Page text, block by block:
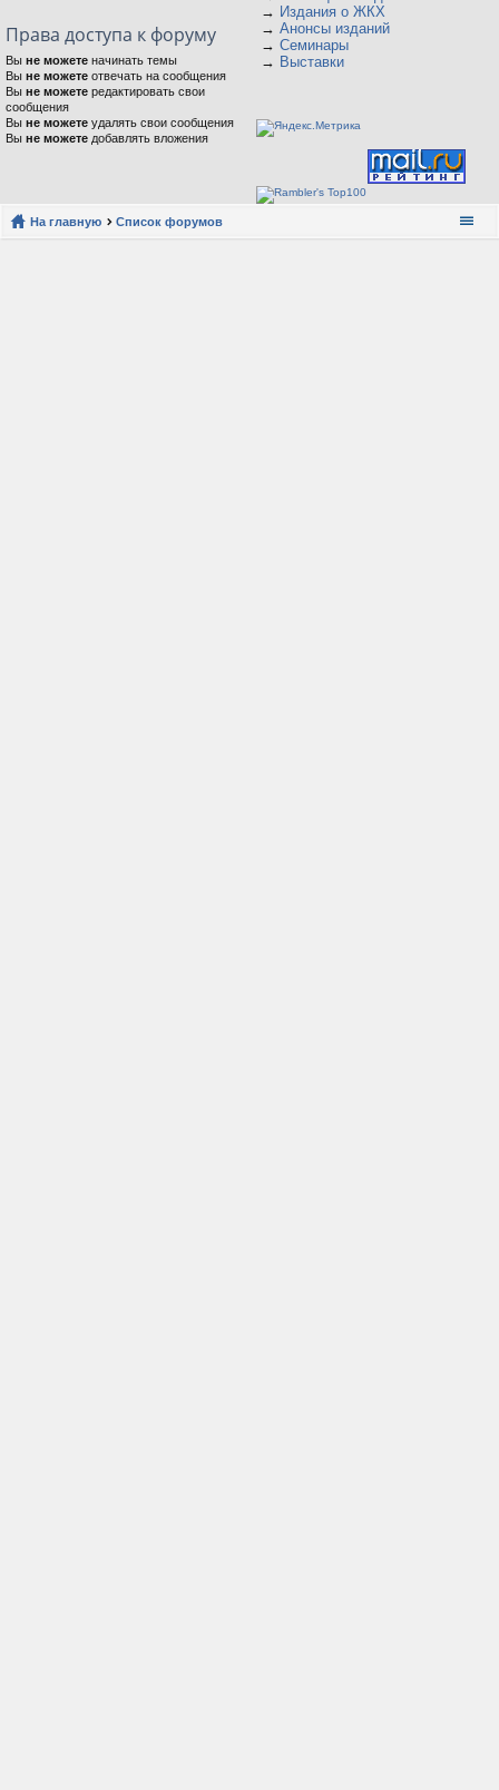
Права доступа к форуму
Вы не можете начинать темы
Вы не можете отвечать на сообщения
Вы не можете редактировать свои
сообщения
Вы не можете удалять свои сообщения
Вы не можете добавлять вложения
→ Издания о ЖКХ
→ Анонсы изданий
→ Семинары
→ Выставки
На главную Список форумов